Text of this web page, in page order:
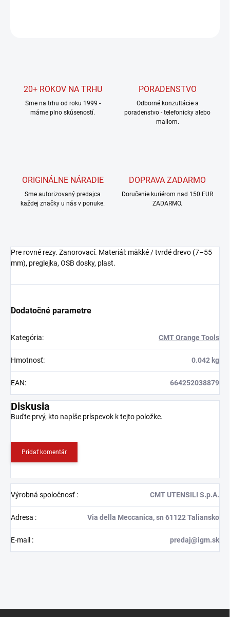
20+ ROKOV NA TRHU
Sme na trhu od roku 1999 -
máme plno skúseností.
PORADENSTVO
Odborné konzultácie a
poradenstvo - telefonicky alebo
mailom.
ORIGINÁLNE NÁRADIE
Sme autorizovaný predajca
každej značky u nás v ponuke.
DOPRAVA ZADARMO
Doručenie kuriérom nad 150 EUR
ZADARMO.
Pre rovné rezy. Zanorovací. Materiál: mäkké / tvrdé drevo (7–55
mm), preglejka, OSB dosky, plast.
Dodatočné parametre
Kategória: CMT Orange Tools
Hmotnosť: 0.042 kg
EAN: 664252038879
Diskusia
Buďte prvý, kto napíše príspevok k tejto položke.
Pridať komentár
Výrobná spoločnosť: CMT UTENSILI S.p.A.
Adresa : Via della Meccanica, sn 61122 Taliansko
E-mail : predaj@igm.sk